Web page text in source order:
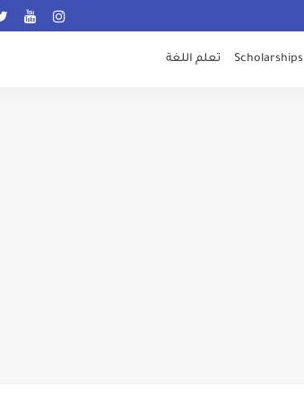
Scholarships تعلم اللغة